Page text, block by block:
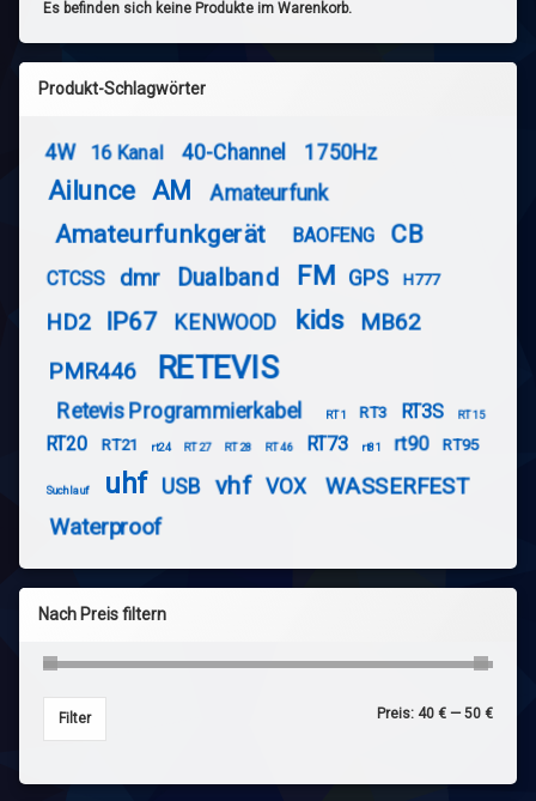
Es befinden sich keine Produkte im Warenkorb.
Produkt-Schlagwörter
4W 16 Kanal 40-Channel 1750Hz
Ailunce AM Amateurfunk
Amateurfunkgerät BAOFENG CB
CTCSS dmr Dualband FM GPS H777
HD2 IP67 KENWOOD kids
MB62
PMR446
RETEVIS
Retevis Programmierkabel RT1 RT3 RT3S RT15
RT20 RT21 rt24 RT27 RT28 RT46 RT73 rt81 rt90 RT95
Suchlauf uhf USB vhf VOX
WASSERFEST
Waterproof
Nach Preis filtern
Filter Preis: 40 € —50 €